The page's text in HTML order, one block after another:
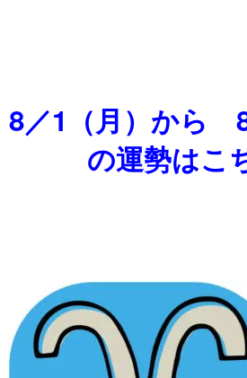
8／1（月）から 8
の運勢はこ